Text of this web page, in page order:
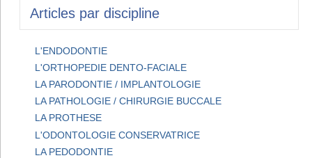
Articles par discipline
L'ENDODONTIE
L'ORTHOPEDIE DENTO-FACIALE
LA PARODONTIE / IMPLANTOLOGIE
LA PATHOLOGIE / CHIRURGIE BUCCALE
LA PROTHESE
L'ODONTOLOGIE CONSERVATRICE
LA PEDODONTIE